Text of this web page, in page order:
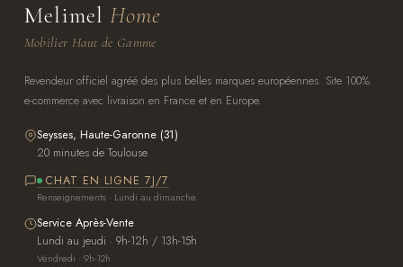
Melimel Home
Mobilier Haut de Gamme
Revendeur officiel agréé des plus belles marques européennes. Site 100%
e-commerce avec livraison en France et en Europe.
Seysses, Haute-Garonne (31)
20 minutes de Toulouse
CHAT EN LIGNE 7J/7
Renseignements · Lundi au dimanche
Service Après-Vente
Lundi au jeudi · 9h-12h / 13h-15h
Vendredi · 9h-12h